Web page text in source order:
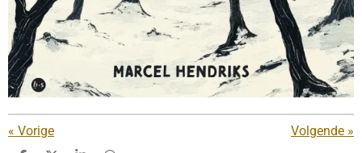
« Vorige Volgende »